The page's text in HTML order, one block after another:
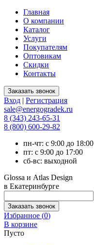
Главная
О компании
Каталог
Услуги
Покупателям
Оптовикам
Скидки
Контакты
Вход | Регистрация
sale@energogradek.ru
8 (343) 243-65-31
8 (800) 600-29-82
пн-чт: с 9:00 до 18:00
пт: с 9:00 до 17:00
сб-вс: выходной
Glossa и Atlas Design
в Екатеринбурге
Избранное (0)
В корзине
Пусто